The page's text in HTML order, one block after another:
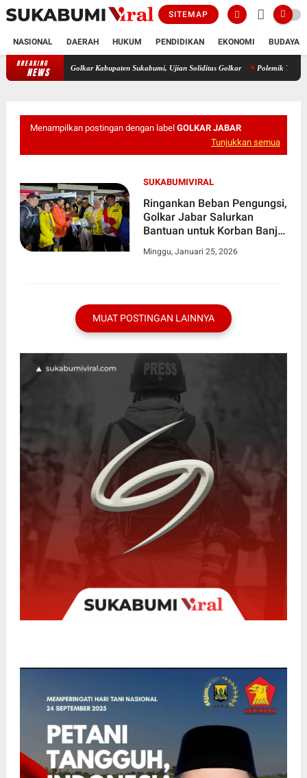
SITEMAP
NASIONAL DAERAH HUKUM PENDIDIKAN EKONOMI BUDAYA
BREAKING
NEWS JA Soebagiyo Kritisi Isu Keretakan di Tubuh DPD Partai Golkar
Menampilkan postingan dengan label GOLKAR JABAR
Tunjukkan semua
SUKABUMIVIRAL
Ringankan Beban Pengungsi,
Golkar Jabar Salurkan
Bantuan untuk Korban Banjir
Minggu, Januari 25, 2026
MUAT POSTINGAN LAINNYA